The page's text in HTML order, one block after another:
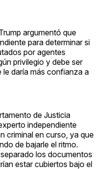
argumentó que
para determinar si
por agentes
privilegio y debe ser
daría más confianza a
de Justicia
independiente
criminal en curso, ya que
de bajarle el ritmo.
los documentos
estar cubiertos bajo el